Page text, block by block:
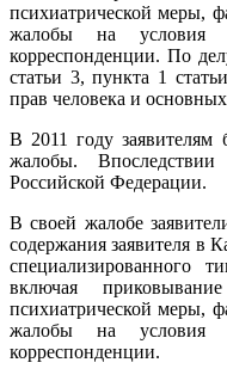
психиатрической меры,
жалобы на условия
корреспонденции. По
статьи 3, пункта 1
прав человека и
В 2011 году заявителям
жалобы.
Российской Федерации.
В своей жалобе
содержания заявителя в
специализированного
включая
психиатрической меры,
жалобы на условия
корреспонденции.